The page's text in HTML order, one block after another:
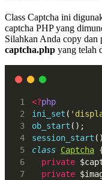
Class Captcha ini
captcha PHP yang
Silahkan Anda copy dan
captcha.php yang telah
<?php
ini_set (
ob_start ();
session_start
class Captcha
private
private